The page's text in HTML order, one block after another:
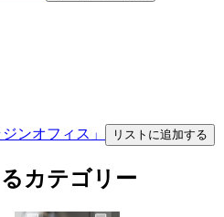
ジンオフィス」 リストに追加する
カテゴリー